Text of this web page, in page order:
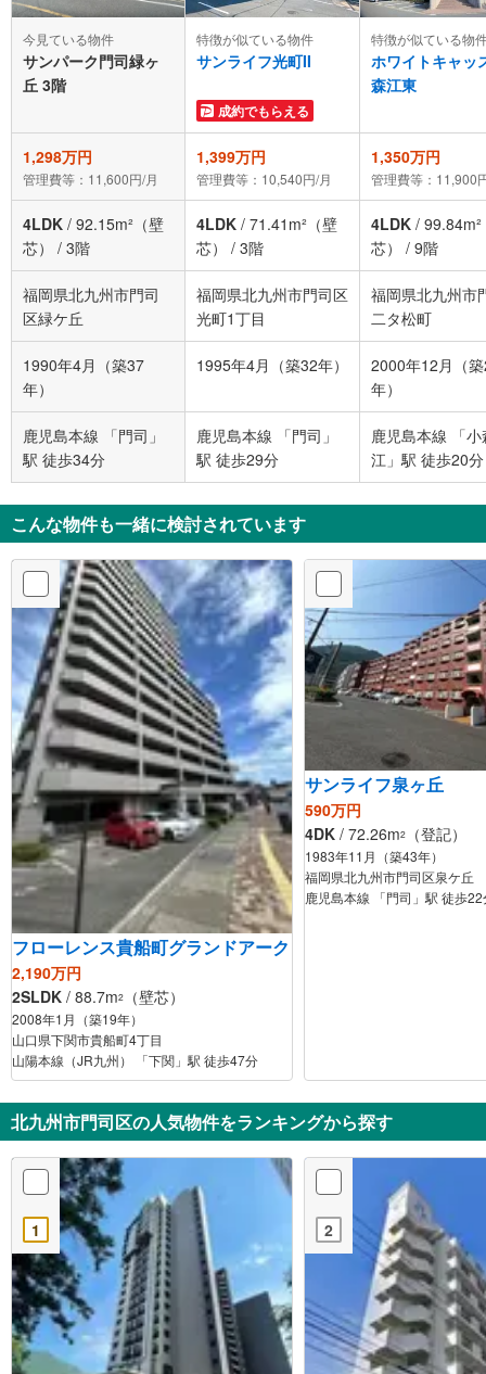
今見ている物件
サンパーク門司緑ヶ
丘 3階
特徴が似ている物件
サンライフ光町II
成約でもらえる
特徴が似ている物
ホワイトキャッ
森江東
1,298万円
管理費等：11,600円/月
1,399万円
管理費等：10,540円/月
1,350万円
管理費等：11,900
4LDK / 92.15m²（壁
芯）
/ 3階
4LDK / 71.41m²（壁
芯）
/ 3階
4LDK /
芯）
/ 9階
福岡県北九州市門司
区緑ケ丘
福岡県北九州市門司区
光町1丁目
福岡県北九州市
二タ松町
1990年4月（築37
年）
1995年4月（築32年）
2000年12月（
年）
鹿児島本線 「門司」
駅 徒歩34分
鹿児島本線 「門司」
駅 徒歩29分
鹿児島本線 「小
江」駅 徒歩20分
こんな物件も一緒に検討されています
フローレンス貴船町グランドアーク
2,190万円
2SLDK / 88.7m2 （壁芯）
2008年1月（築19年）
山口県下関市貴船町4丁目
山陽本線（JR九州） 「下関」駅 徒歩47分
サンライフ泉ヶ丘
590万円
4DK / 72.26m2 （登記）
1983年11月（築43年）
福岡県北九州市門司区泉ケ丘
鹿児島本線 「門司」駅 徒歩22
北九州市門司区の人気物件をランキングから探す
1 2